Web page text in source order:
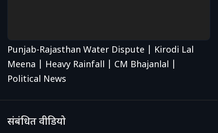
Punjab-Rajasthan Water Dispute | Kirodi Lal
Meena | Heavy Rainfall | CM Bhajanlal |
Political News
संबंधित वीडियो